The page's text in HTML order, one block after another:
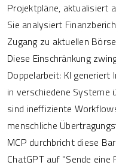
Projektpläne, aktualisiert
Sie analysiert
Zugang zu aktuellen
Diese Einschränkung
Doppelarbeit: KI generiert
in verschiedene Systeme
sind ineffiziente
menschliche
MCP durchbricht diese
ChatGPT auf "Sende eine